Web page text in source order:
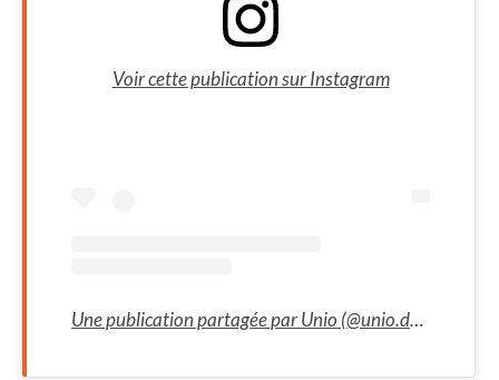
Voir cette publication sur Instagram
Une publication partagée par Unio (@unio.date)